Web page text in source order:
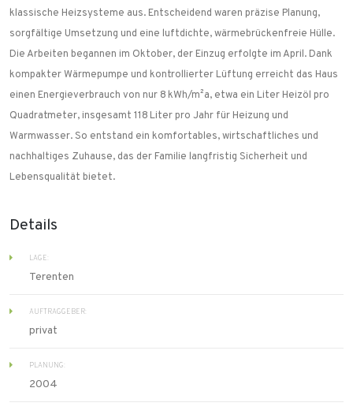
klassische Heizsysteme aus. Entscheidend waren präzise Planung,
sorgfältige Umsetzung und eine luftdichte, wärmebrückenfreie Hülle.
Die Arbeiten begannen im Oktober, der Einzug erfolgte im April. Dank
kompakter Wärmepumpe und kontrollierter Lüftung erreicht das Haus
einen Energieverbrauch von nur 8 kWh/m²a, etwa ein Liter Heizöl pro
Quadratmeter, insgesamt 118 Liter pro Jahr für Heizung und
Warmwasser. So entstand ein komfortables, wirtschaftliches und
nachhaltiges Zuhause, das der Familie langfristig Sicherheit und
Lebensqualität bietet.
Details
LAGE:
Terenten
AUFTRAGGEBER:
privat
PLANUNG:
2004